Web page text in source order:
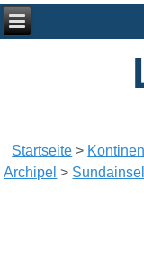
Startseite >
Archipel >